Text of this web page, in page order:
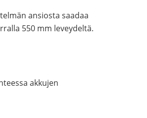
ansiosta saadaa
550 mm leveydeltä.
akkujen